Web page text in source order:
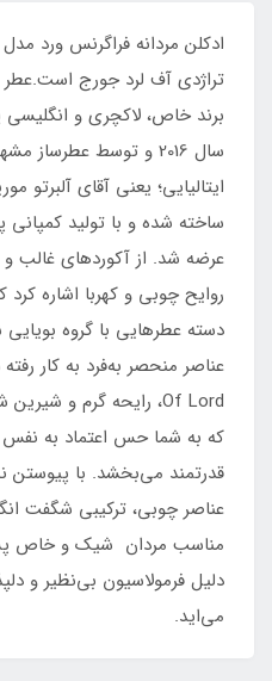
ادکلن مردانه فراگرنس ورد مدل
تراژدی آف لرد جورج است.عطر
سال 2016 و توسط
ساخته شده و با تولید کمپانی
عرضه شد. از آکوردهای غالب
روایح چوبی و کهربا اشاره
دسته عطرهایی با گروه
که به شما حس اعتماد به نفس
قدرتمند می‌بخشد. با پیوستن
عناصر چوبی، ترکیبی شگفت
مناسب مردان شیک و خاص
دلیل فرمولاسیون بی‌نظیر و
می‌اید.